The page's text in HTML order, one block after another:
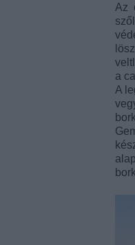
Az
a
A